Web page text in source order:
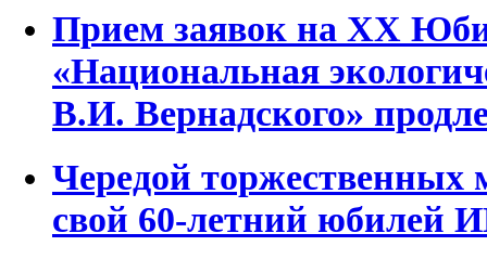
Прием заявок на XX
«Национальная
В.И. Вернадского»
Чередой торжественных
свой 60-летний